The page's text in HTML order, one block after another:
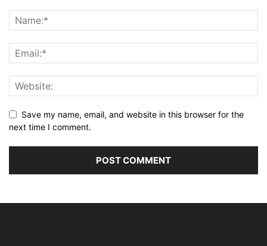
Save my name, email, and website in this browser for the
next time I comment.